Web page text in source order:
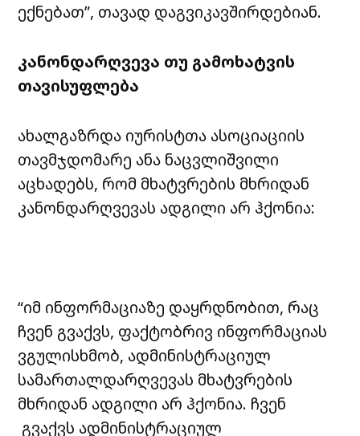
ექნებათ”, თავად დაგვიკავშირდებიან.
კანონდარღვევა თუ გამოხატვის
თავისუფლება
ახალგაზრდა იურისტთა ასოციაციის
თავმჯდომარე ანა ნაცვლიშვილი
აცხადებს, რომ მხატვრების მხრიდან
კანონდარღვევას ადგილი არ ჰქონია:
“იმ ინფორმაციაზე დაყრდნობით, რაც
ჩვენ გვაქვს, ფაქტობრივ ინფორმაციას
ვგულისხმობ, ადმინისტრაციულ
სამართალდარღვევას მხატვრების
მხრიდან ადგილი არ ჰქონია. ჩვენ
გვაქვს ადმინისტრაციულ